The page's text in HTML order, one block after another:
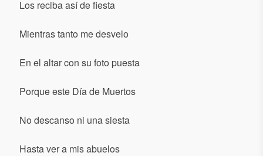
Los reciba así de fiesta
Mientras tanto me desvelo
En el altar con su foto puesta
Porque este Día de Muertos
No descanso ni una siesta
Hasta ver a mis abuelos